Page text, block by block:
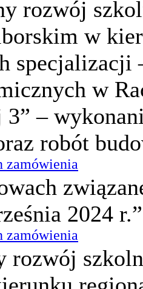
rozwój
w
specjalizacji
w
–
robót
zamówienia
2024 r.”
zamówienia
rozwój